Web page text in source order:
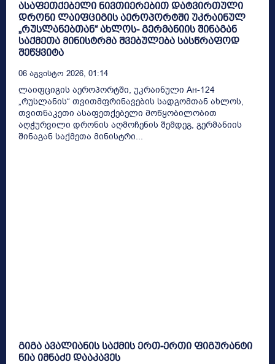
ასაფეთქებელი ნივთიერებით დატვირთული
დრონი ლაიფციგის აეროპორტში უკრაინულ
„რუსლანებთან“ ახლოს- გერმანიის შინაგან
საქმეთა მინისტრმა შვებულება სასწრაფოდ
შეწყვიტა
06 Აგვისტო 2026, 01:14
ლაიფციგის აეროპორტში, უკრაინული Ан-124
„რუსლანის“ თვითმფრინავების სადგომთან ახლოს,
თვითნაკეთი ასაფეთქებელი მოწყობილობით
აღჭურვილი დრონის აღმოჩენის შემდეგ, გერმანიის
შინაგან საქმეთა მინისტრი...
გიგა ავალიანის საქმის ერთ-ერთი ფიგურანტი
ნია იმნაძე დააკავეს